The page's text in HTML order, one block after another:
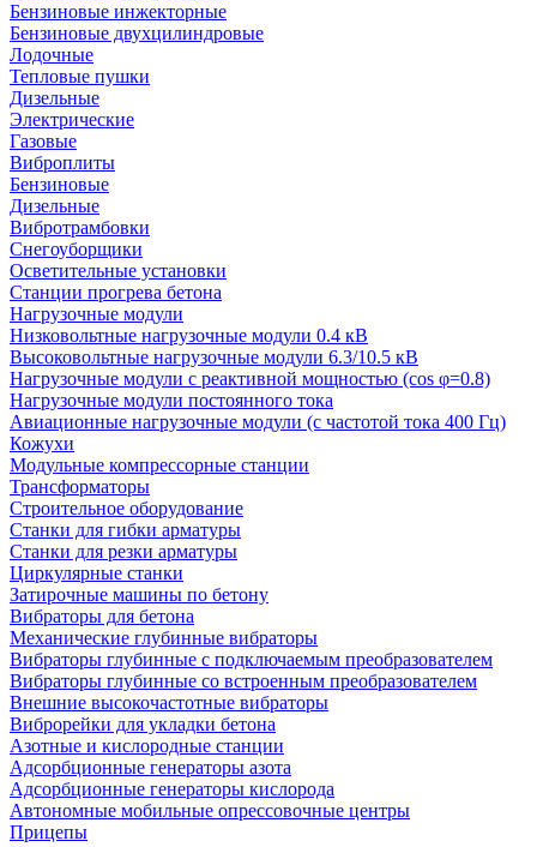
Бензиновые инжекторные
Бензиновые двухцилиндровые
Лодочные
Тепловые пушки
Дизельные
Электрические
Газовые
Виброплиты
Бензиновые
Дизельные
Вибротрамбовки
Снегоуборщики
Осветительные установки
Станции прогрева бетона
Нагрузочные модули
Низковольтные нагрузочные модули 0.4 кВ
Высоковольтные нагрузочные модули 6.3/10.5 кВ
Нагрузочные модули с реактивной мощностью (cos φ=0.8)
Нагрузочные модули постоянного тока
Авиационные нагрузочные модули (с частотой тока 400 Гц)
Кожухи
Модульные компрессорные станции
Трансформаторы
Строительное оборудование
Станки для гибки арматуры
Станки для резки арматуры
Циркулярные станки
Затирочные машины по бетону
Вибраторы для бетона
Механические глубинные вибраторы
Вибраторы глубинные с подключаемым преобразователем
Вибраторы глубинные со встроенным преобразователем
Внешние высокочастотные вибраторы
Виброрейки для укладки бетона
Азотные и кислородные станции
Адсорбционные генераторы азота
Адсорбционные генераторы кислорода
Автономные мобильные опрессовочные центры
Прицепы